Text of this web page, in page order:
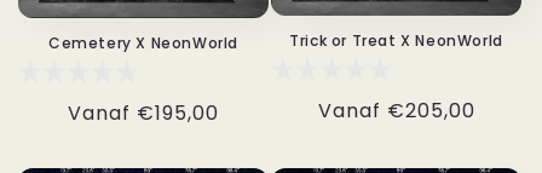
Cemetery X NeonWorld
Normale
Vanaf €195,00
Trick or Treat X NeonWorld
Normale
Vanaf €205,00